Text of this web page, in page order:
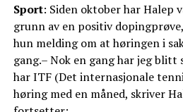
Sport: Siden oktober har Halep
grunn av en positiv
hun melding om at høringen i
gang.– Nok en gang har jeg
har ITF (Det internasjonale
høring med en måned, skriver